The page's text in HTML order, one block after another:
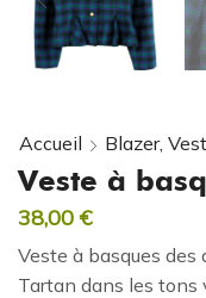
Accueil Blazer,
Veste à
38,00€
Veste à basques des
Tartan dans les tons